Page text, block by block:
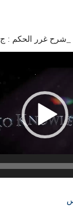
الحکم : ج۲،ص۴۷۲،ح ۳۳۴۱